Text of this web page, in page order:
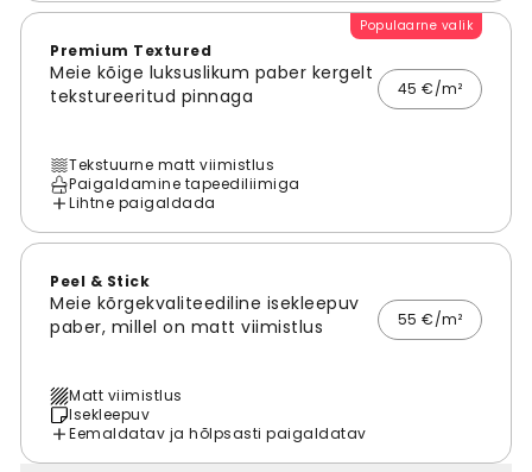
Populaarne valik
Premium Textured
Meie kõige luksuslikum paber kergelt
tekstureeritud pinnaga
45 €/m²
Tekstuurne matt viimistlus
Paigaldamine tapeediliimiga
Lihtne paigaldada
Peel & Stick
Meie kõrgekvaliteediline isekleepuv
paber, millel on matt viimistlus
55 €/m²
Matt viimistlus
Isekleepuv
Eemaldatav ja hõlpsasti paigaldatav